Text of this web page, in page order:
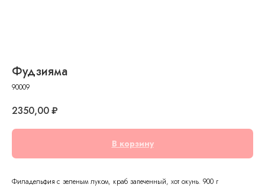
Фудзияма
90009
2350,00₽
В корзину
Филадельфия с зеленым луком, краб запеченный, хот окунь. 900 г